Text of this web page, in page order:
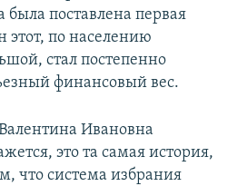
была поставлена первая
этот, по населению
стал постепенно
финансовый вес.
Ивановна
это та самая история,
что система избрания